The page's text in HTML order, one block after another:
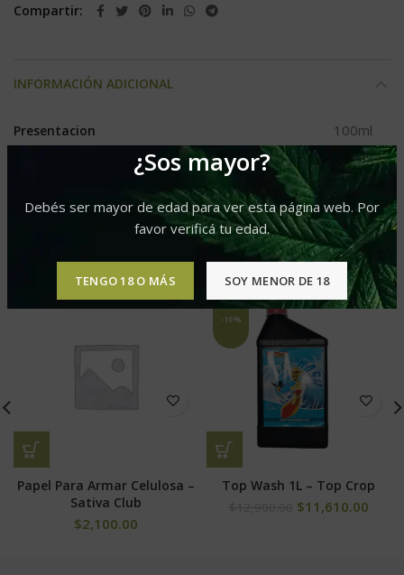
¿Sos mayor?
Debés ser mayor de edad para ver esta página web. Por
favor verificá tu edad.
TENGO 18 O MÁS SOY MENOR DE 18
Compartir
INFORMACIÓN ADICIONAL
Presentacion 100ml
PRODUCTOS RELACIONADOS
Papel Para Armar Celulosa –
Sativa Club
$2,100.00
-10%
Top Wash 1L – Top Crop
$11,610.00